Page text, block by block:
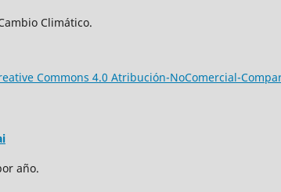
Climático.
Commons 4.0 Atribución-NoComercial-
año.